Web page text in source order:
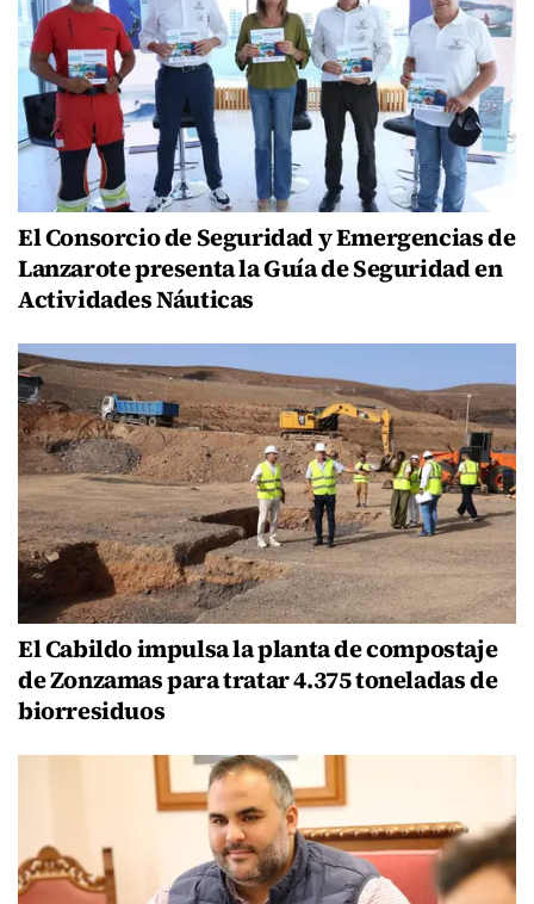
El Consorcio de Seguridad y Emergencias de
Lanzarote presenta la Guía de Seguridad en
Actividades Náuticas
El Cabildo impulsa la planta de compostaje
de Zonzamas para tratar 4.375 toneladas de
biorresiduos